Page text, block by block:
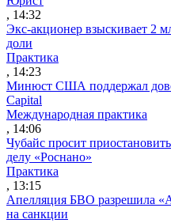
, 14:32
Экс-акционер взыскивает 2
доли
Практика
, 14:23
Минюст США поддержал
Capital
Международная практика
, 14:06
Чубайс просит
делу «Роснано»
Практика
, 13:15
Апелляция БВО разрешила
на санкции